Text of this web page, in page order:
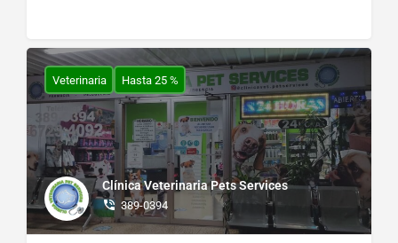
Clínica Veterinaria Pets Services
389-0394
Veterinaria Hasta 25 %